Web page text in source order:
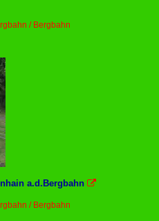
/ Bergbahn
a.d.Bergbahn 
/ Bergbahn